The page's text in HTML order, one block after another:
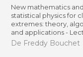
New mathematics and
statistical physics for
extremes: theory,
and applications -
De Freddy Bouchet